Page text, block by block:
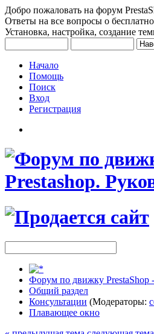
Добро пожаловать на форум
Ответы на все вопросы о
Установка, настройка, создание
Начало
Помощь
Поиск
Вход
Регистрация
Форум по движку PrestaShop -
Общий раздел
Консультации (Модераторы:
Плавающее окно